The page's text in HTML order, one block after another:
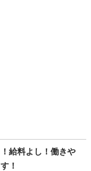
給料よし！働きや
！